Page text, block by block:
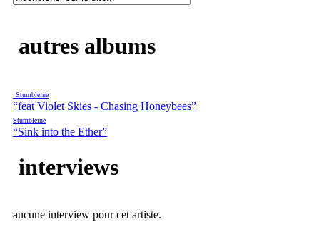
autres albums
Stumbleine
“feat Violet Skies - Chasing Honeybees”
Stumbleine
“Sink into the Ether”
interviews
aucune interview pour cet artiste.